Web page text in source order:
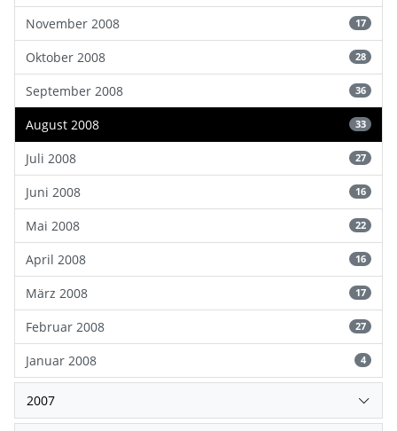
November 2008 17
Oktober 2008 28
September 2008 36
August 2008 33
Juli 2008 27
Juni 2008 16
Mai 2008 22
April 2008 16
März 2008 17
Februar 2008 27
Januar 2008 4
2007